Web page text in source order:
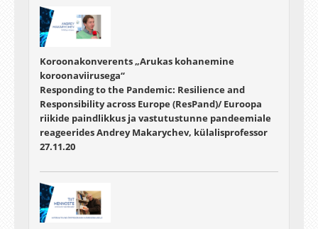
Koroonakonverents „Arukas kohanemine
koroonaviirusega“
Responding to the Pandemic: Resilience and
Responsibility across Europe (ResPand)/ Euroopa
riikide paindlikkus ja vastutustunne pandeemiale
reageerides Andrey Makarychev, külalisprofessor
27.11.20